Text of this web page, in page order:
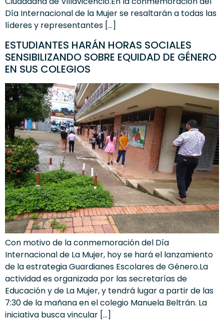
Día Internacional de la Mujer se resaltarán a todas las
líderes y representantes […]
ESTUDIANTES HARÁN HORAS SOCIALES
SENSIBILIZANDO SOBRE EQUIDAD DE GÉNERO
EN SUS COLEGIOS
Con motivo de la conmemoración del Día
Internacional de La Mujer, hoy se hará el lanzamiento
de la estrategia Guardianes Escolares de Género.La
actividad es organizada por las secretarías de
Educación y de La Mujer, y tendrá lugar a partir de las
7:30 de la mañana en el colegio Manuela Beltrán. La
iniciativa busca vincular […]